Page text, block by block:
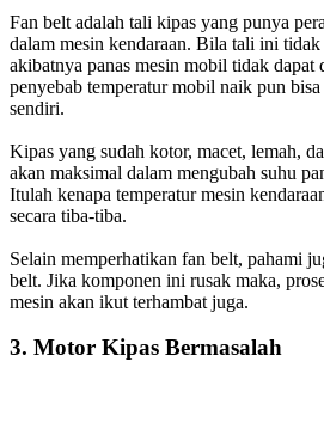
Fan belt adalah tali kipas yang punya
dalam mesin kendaraan. Bila tali ini
akibatnya panas mesin mobil tidak
penyebab temperatur mobil naik pun
sendiri.
Kipas yang sudah kotor, macet, lemah,
akan maksimal dalam mengubah suhu
Itulah kenapa temperatur mesin
secara tiba-tiba.
Selain memperhatikan fan belt, pahami
belt. Jika komponen ini rusak maka,
mesin akan ikut terhambat juga.
3. Motor Kipas Bermasalah